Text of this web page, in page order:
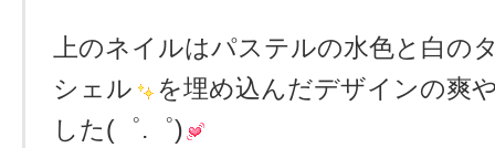
上のネイルはパステルの水色と白の
シェル
を埋め込んだデザインの爽
した(゜.゜)